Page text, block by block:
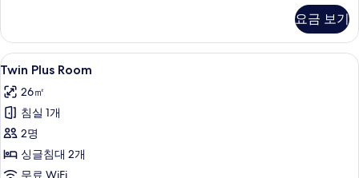
Dormitory
자
세
보
기
요금 보기
Twin
Plus
Room
사
진
모
Twin Plus Room | 노트북 작업 공간,
4
Twin Plus Room
26㎡
침실 1개
2명
싱글침대 2개
무료 WiFi